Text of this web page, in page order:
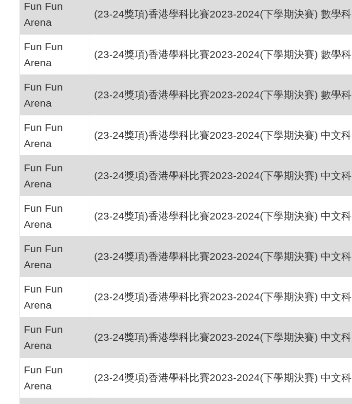
Fun Fun
Arena
(23-24獎項)香港學科比賽2023-2024(下學期決賽) 數學科
Fun Fun
Arena
(23-24獎項)香港學科比賽2023-2024(下學期決賽) 數學科
Fun Fun
Arena
(23-24獎項)香港學科比賽2023-2024(下學期決賽) 數學科
Fun Fun
Arena
(23-24獎項)香港學科比賽2023-2024(下學期決賽) 中文科
Fun Fun
Arena
(23-24獎項)香港學科比賽2023-2024(下學期決賽) 中文科
Fun Fun
Arena
(23-24獎項)香港學科比賽2023-2024(下學期決賽) 中文科
Fun Fun
Arena
(23-24獎項)香港學科比賽2023-2024(下學期決賽) 中文科
Fun Fun
Arena
(23-24獎項)香港學科比賽2023-2024(下學期決賽) 中文科
Fun Fun
Arena
(23-24獎項)香港學科比賽2023-2024(下學期決賽) 中文科
Fun Fun
Arena
(23-24獎項)香港學科比賽2023-2024(下學期決賽) 中文科